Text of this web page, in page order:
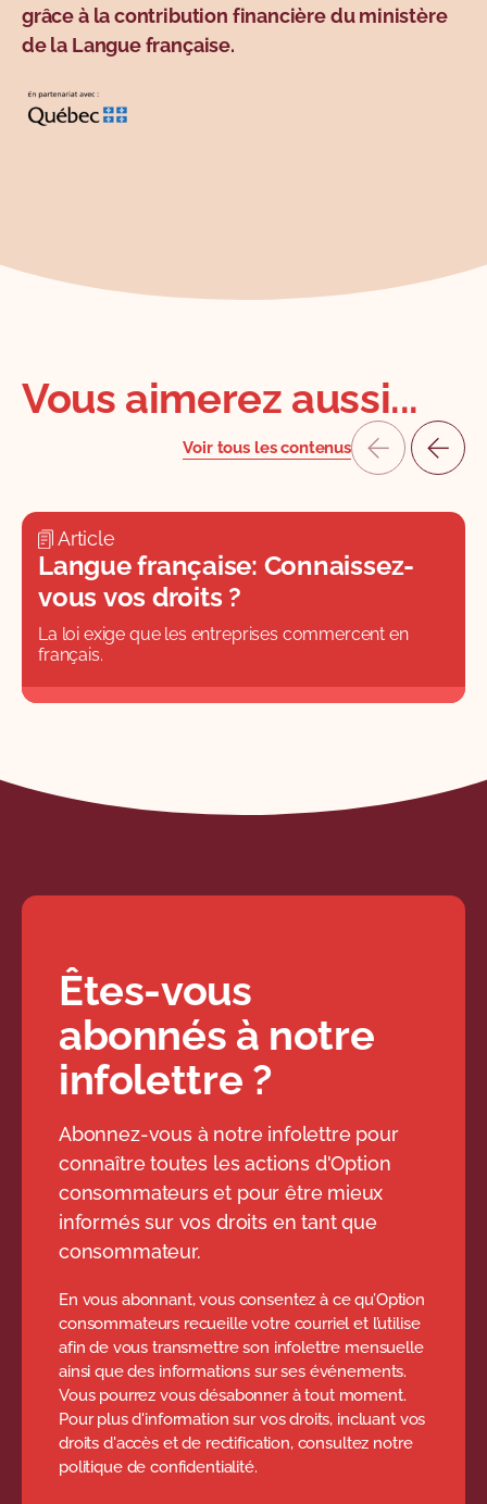
grâce à la contribution financière du ministère
de la Langue française.
Vous aimerez aussi...
Voir tous les contenus
Article
Langue française: Connaissez-
vous vos droits ?
La loi exige que les entreprises commercent en
français.
Êtes-vous
abonnés à notre
infolettre ?
Abonnez-vous à notre infolettre pour
connaître toutes les actions d'Option
consommateurs et pour être mieux
informés sur vos droits en tant que
consommateur.
En vous abonnant, vous consentez à ce qu’Option
consommateurs recueille votre courriel et l’utilise
afin de vous transmettre son infolettre mensuelle
ainsi que des informations sur ses événements.
Vous pourrez vous désabonner à tout moment.
Pour plus d'information sur vos droits, incluant vos
droits d'accès et de rectification, consultez notre
politique de confidentialité.